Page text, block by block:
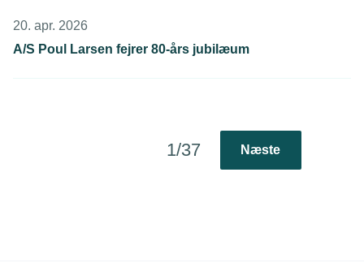
20. apr. 2026
A/S Poul Larsen fejrer 80-års jubilæum
1/37 Næste